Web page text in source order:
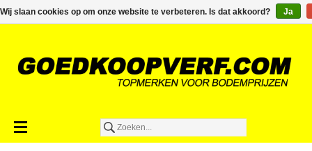
€0,00
Wij slaan cookies op om onze website te verbeteren. Is dat akkoord? Ja